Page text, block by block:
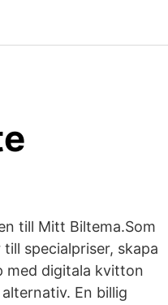
till Mitt Biltema.Som
specialpriser, skapa
med digitala kvitton
En billig